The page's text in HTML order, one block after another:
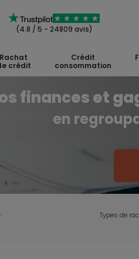
(4.8 / 5 - 24809 avis)
Rachat
crédit
Crédit
consommation
finances et
en
Types de